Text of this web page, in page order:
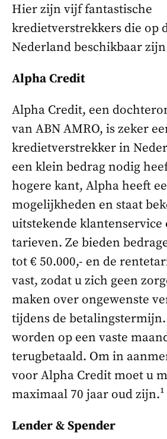
Hier zijn vijf fantastische
kredietverstrekkers die op
Nederland beschikbaar
Alpha Credit
Alpha Credit, een
van ABN AMRO, is zeker
kredietverstrekker in
een klein bedrag nodig
hogere kant, Alpha heeft
mogelijkheden en staat
uitstekende klantenservice
tarieven. Ze bieden
tot € 50.000,- en de
vast, zodat u zich geen
maken over ongewenste
tijdens de
worden op een vaste
terugbetaald. Om in
voor Alpha Credit moet u
maximaal 70 jaar oud zijn.¹
Lender & Spender